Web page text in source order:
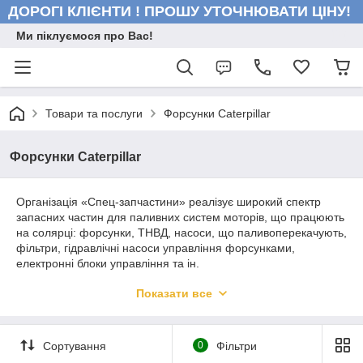
ДОРОГІ КЛІЄНТИ ! ПРОШУ УТОЧНЮВАТИ ЦІНУ!
Ми піклуємося про Вас!
Товари та послуги Форсунки Caterpillar
Форсунки Caterpillar
Організація «Спец-запчастини» реалізує широкий спектр
запасних частин для паливних систем моторів, що працюють
на солярці: форсунки, ТНВД, насоси, що паливоперекачують,
фільтри, гідравлічні насоси управління форсунками,
електронні блоки управління та ін.
на нову продовжує термін служби апаратів до капітального
послуги з ремонту паливної апаратури силових апаратів.
Показати все
Сортування 0 Фільтри